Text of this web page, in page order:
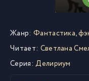
Жанр: Фантастика,
Читает: Светлана
Серия: Делириум